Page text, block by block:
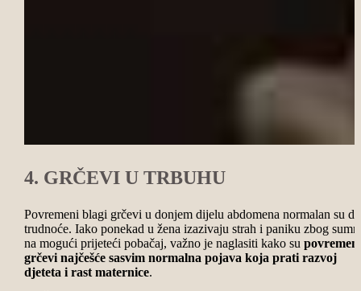
4. GRČEVI U TRBUHU
Povremeni blagi grčevi u donjem dijelu abdomena normalan su
trudnoće. Iako ponekad u žena izazivaju strah i paniku zbog
na mogući prijeteći pobačaj, važno je naglasiti kako su povremeni
grčevi najčešće sasvim normalna pojava koja prati razvoj
djeteta i rast maternice.